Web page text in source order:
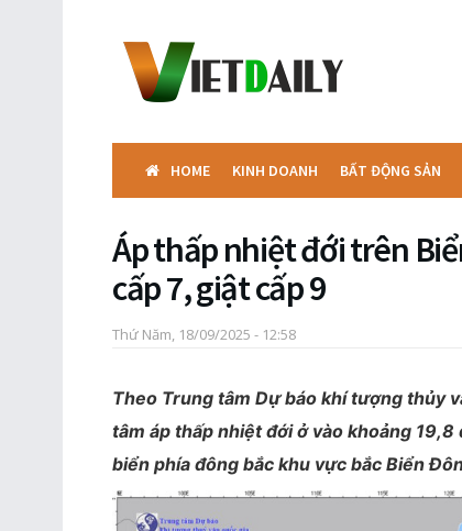
HOME KINH DOANH BẤT ĐỘNG SẢN
Áp thấp nhiệt đới trên
cấp 7, giật cấp 9
Thứ Năm, 18/09/2025 - 12:58
Theo Trung tâm Dự báo khí tượng thủy
tâm áp thấp nhiệt đới ở vào khoảng
biển phía đông bắc khu vực bắc Biển